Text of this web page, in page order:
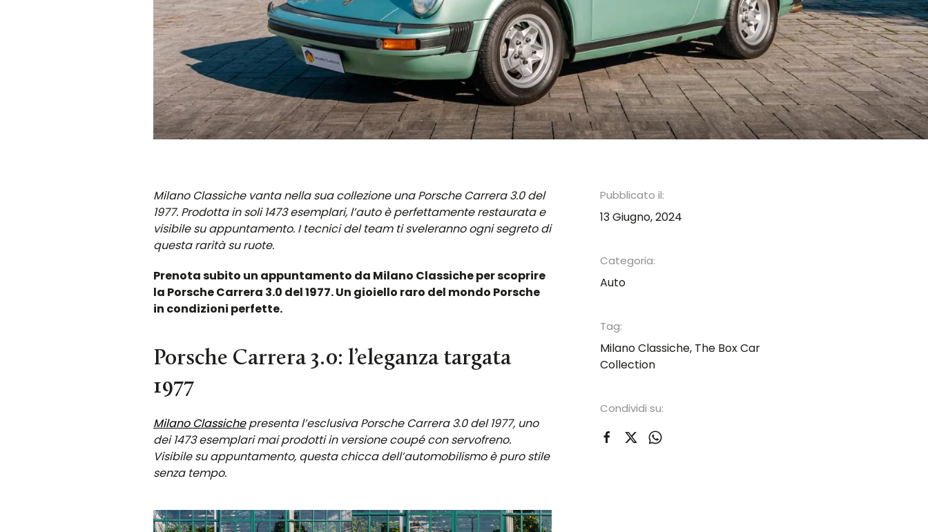
Milano Classiche vanta nella sua collezione una Porsche Carrera 3.0 del
1977. Prodotta in soli 1473 esemplari, l’auto è perfettamente restaurata e
visibile su appuntamento. I tecnici del team ti sveleranno ogni segreto di
questa rarità su ruote.
Prenota subito un appuntamento da Milano Classiche per scoprire
la Porsche Carrera 3.0 del 1977. Un gioiello raro del mondo Porsche
in condizioni perfette.
Porsche Carrera 3.0: l’eleganza targata
1977
Milano Classichepresenta l’esclusiva Porsche Carrera 3.0 del 1977, uno
dei 1473 esemplari mai prodotti in versione coupé con servofreno.
Visibile su appuntamento, questa chicca dell’automobilismo è puro stile
senza tempo.
Pubblicato il:
13 Giugno, 2024
Categoria:
Auto
Tag:
Milano Classiche, The Box Car
Collection
Condividi su: